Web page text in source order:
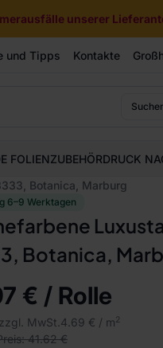
unserer
und Tipps Kontakte
FOLIENZUBEHÖRDRUCK
Botanica, Marburg
6–9 Werktagen
Botanica,
€ / Rolle
MwSt. 4.69 € / m2
41.62 €